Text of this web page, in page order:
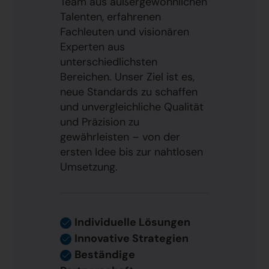
Talenten, erfahrenen
Fachleuten und visionären
Experten aus
unterschiedlichsten
Bereichen. Unser Ziel ist es,
neue Standards zu schaffen
und unvergleichliche Qualität
und Präzision zu
gewährleisten – von der
ersten Idee bis zur nahtlosen
Umsetzung.
Individuelle Lösungen
Innovative Strategien
Beständige